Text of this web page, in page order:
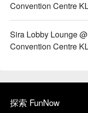
Convention Centre
Sira Lobby Lounge
Convention Centre
探索 FunNow